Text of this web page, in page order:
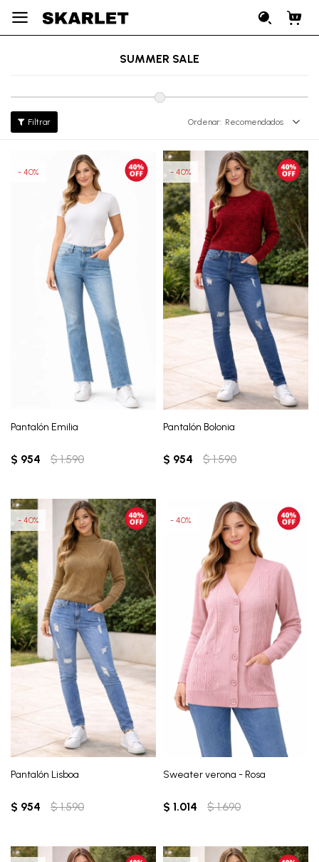

SUMMER SALE
Recomendados
Pantalón Emilia
$ 954 $ 1.590
40
Pantalón Bolonia
$ 954 $ 1.590
40
Pantalón Lisboa
$ 954 $ 1.590
40
Sweater verona - Rosa
$ 1.014 $ 1.690
40